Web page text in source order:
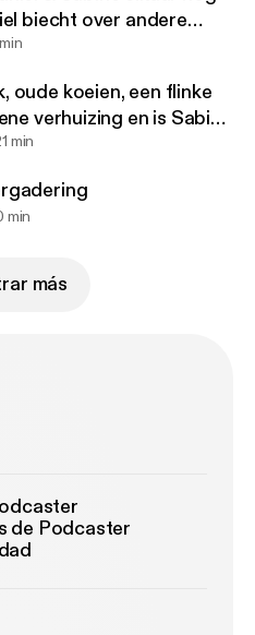
biecht over andere
relatie en Sabine kwam
oude koeien, een flinke
verhuizing en is Sabine
Geuze?
min
min
más
de Podcaster